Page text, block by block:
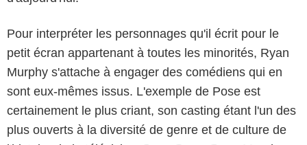
Pour interpréter les personnages qu'il écrit pour le
petit écran appartenant à toutes les minorités, Ryan
Murphy s'attache à engager des comédiens qui en
sont eux-mêmes issus. L'exemple de Pose est
certainement le plus criant, son casting étant l'un des
plus ouverts à la diversité de genre et de culture de